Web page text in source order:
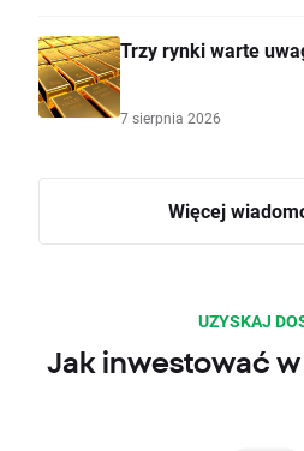
Trzy rynki warte
7 sierpnia 2026
Więcej
UZYSKAJ
Jak inwestować w